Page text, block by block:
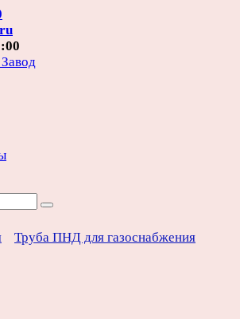
Труба ПНД для газоснабжения